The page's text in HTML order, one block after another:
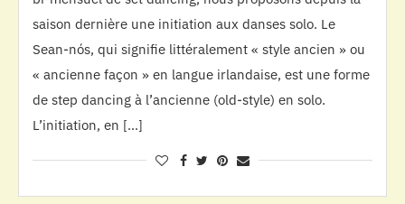
saison dernière une initiation aux danses solo. Le
Sean-nós, qui signifie littéralement « style ancien » ou
« ancienne façon » en langue irlandaise, est une forme
de step dancing à l’ancienne (old-style) en solo.
L’initiation, en […]